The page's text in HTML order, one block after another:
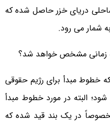
دریای خزر حاصل شده که
شمار می رود.
خطوط مبدأ برای رژیم حقوقی
البته در مورد خطوط مبدأ
در یک بند قید شده که